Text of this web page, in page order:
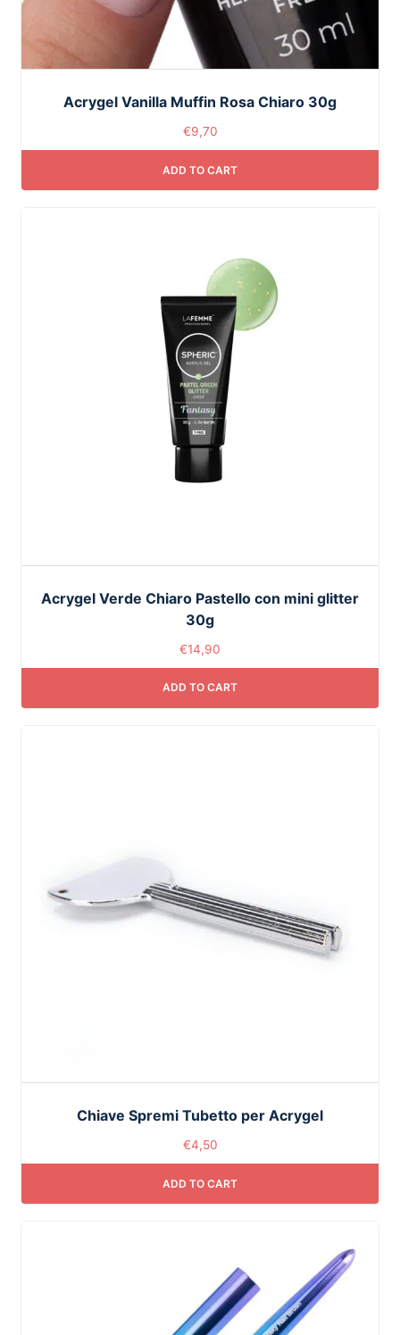
Acrygel Vanilla Muffin Rosa Chiaro 30g
€9,70
ADD TO CART
Acrygel Verde Chiaro Pastello con mini glitter
30g
€14,90
ADD TO CART
Chiave Spremi Tubetto per Acrygel
€4,50
ADD TO CART